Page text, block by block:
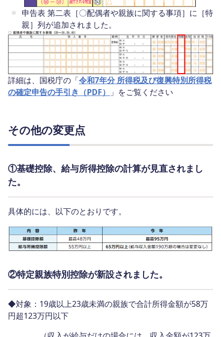
申告表 第二表［〇配偶者や親族に関する事項］に［特
親］列が追加されました。
詳細は、国税庁の「令和7年分 所得税及び復興特別所得税
の確定申告の手引き（PDF）
」をご覧ください
その他の変更点
①基礎控除、給与所得控除の計算が見直されまし
た。
具体的には、以下のとおりです。
②特定親族特別控除が新設されました。
◆対象：19歳以上23歳未満の親族で合計所得金額が58万
円超123万円以下